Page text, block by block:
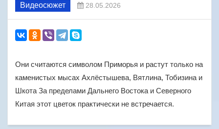
Видеосюжет 28.05.2026
Они считаются символом Приморья и растут только на
каменистых мысах Ахлёстышева, Вятлина, Тобизина и
Шкота За пределами Дальнего Востока и Северного
Китая этот цветок практически не встречается.